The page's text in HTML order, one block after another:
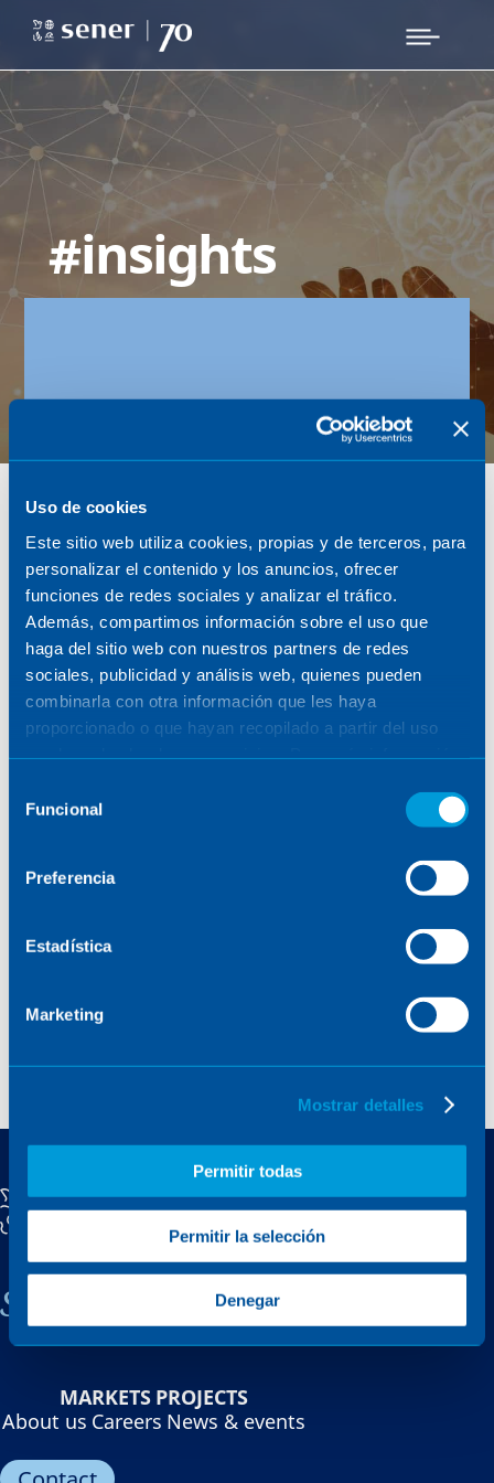
Uso de cookies
Este sitio web utiliza cookies, propias y de terceros, para
personalizar el contenido y los anuncios, ofrecer
funciones de redes sociales y analizar el tráfico.
Además, compartimos información sobre el uso que
haga del sitio web con nuestros partners de redes
sociales, publicidad y análisis web, quienes pueden
combinarla con otra información que les haya
proporcionado o que hayan recopilado a partir del uso
Funcional
Preferencia
Estadística
Marketing
Mostrar detalles
Permitir todas
Permitir la selección
Denegar
#insights
Where ideas come together
SENER BLOG
SEE FILTERS
POSTS
Sener, a family company
MARKETS PROJECTS
About us Careers News & events